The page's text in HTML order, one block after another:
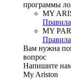
программы
MY
Правила
MY
Правила
Вам нужна
вопрос
Напишите
My Ariston